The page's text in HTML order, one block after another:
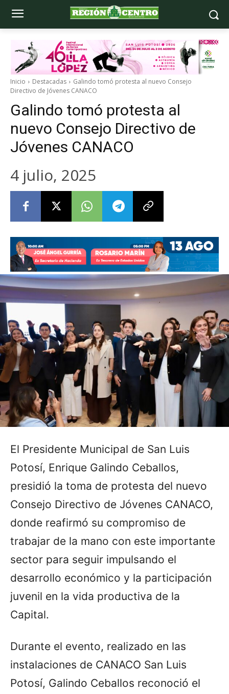
Inicio Destacadas
Galindo tomó protesta al nuevo Consejo
Directivo de Jóvenes CANACO
Galindo tomó protesta al
nuevo Consejo Directivo de
Jóvenes CANACO
4 julio, 2025
El Presidente Municipal de San Luis
Potosí, Enrique Galindo Ceballos,
presidió la toma de protesta del nuevo
Consejo Directivo de Jóvenes CANACO,
donde reafirmó su compromiso de
trabajar de la mano con este importante
sector para seguir impulsando el
desarrollo económico y la participación
juvenil en la vida productiva de la
Capital.
Durante el evento, realizado en las
instalaciones de CANACO San Luis
Potosí, Galindo Ceballos reconoció el